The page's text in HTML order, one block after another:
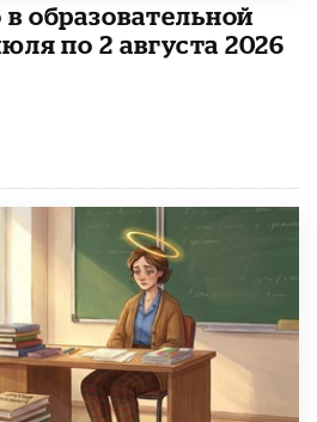
образовательной
по 2 августа 2026